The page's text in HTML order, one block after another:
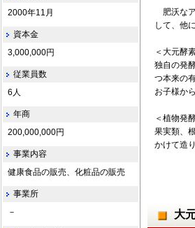
肥沃な
して、他
＜大元酵
独自の発
つ本来の
お子様か
＜植物発
果実類、
かけて造
大
2000年11月
資本金
3,000,000円
従業員数
6人
年商
200,000,000円
事業内容
健康食品の販売、化粧品の販売
事業所
－